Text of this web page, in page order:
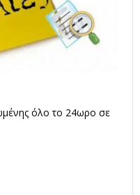
όλο το 24ωρο σε